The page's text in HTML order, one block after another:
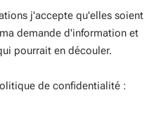
j'accepte qu'elles soient
demande d'information et
pourrait en découler.
de confidentialité :